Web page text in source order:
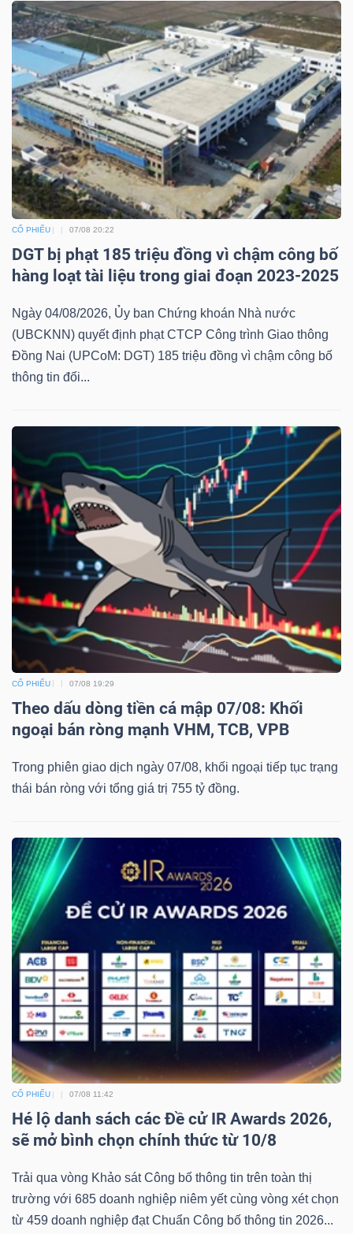
CỔ PHIẾU 07/08 20:22
DGT bị phạt 185 triệu đồng vì chậm công bố
hàng loạt tài liệu trong giai đoạn 2023-2025
Ngày 04/08/2026, Ủy ban Chứng khoán Nhà nước
(UBCKNN) quyết định phạt CTCP Công trình Giao thông
Đồng Nai (UPCoM: DGT) 185 triệu đồng vì chậm công bố
thông tin đối...
CỔ PHIẾU 07/08 19:29
Theo dấu dòng tiền cá mập 07/08: Khối
ngoại bán ròng mạnh VHM, TCB, VPB
Trong phiên giao dịch ngày 07/08, khối ngoại tiếp tục trạng
thái bán ròng với tổng giá trị 755 tỷ đồng.
CỔ PHIẾU 07/08 11:42
Hé lộ danh sách các Đề cử IR Awards 2026,
sẽ mở bình chọn chính thức từ 10/8
Trải qua vòng Khảo sát Công bố thông tin trên toàn thị
trường với 685 doanh nghiệp niêm yết cùng vòng xét chọn
từ 459 doanh nghiệp đạt Chuẩn Công bố thông tin 2026...